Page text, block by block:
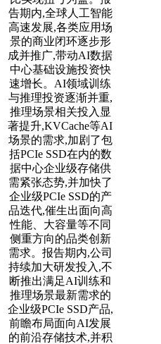
告期内,全球人工智能
高速发展,各类应用场
景的商业闭环逐步形
成并推广,带动AI数据
中心基础设施投资快
速增长。AI领域训练
与推理投资逐渐并重,
推理场景相关投入显
著提升,KVCache等AI
场景的需求,加剧了包
括PCIe SSD在内的数
据中心企业级存储供
需紧张态势,并加快了
企业级PCIe SSD的产
品迭代,催生出面向高
性能、大容量等不同
侧重方向的品类创新
需求。报告期内,公司
持续加大研发投入,不
断推出满足AI训练和
推理场景最新需求的
企业级PCIe SSD产品,
前瞻布局面向AI发展
的前沿存储技术,并积